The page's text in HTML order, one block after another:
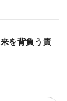
を背負う責